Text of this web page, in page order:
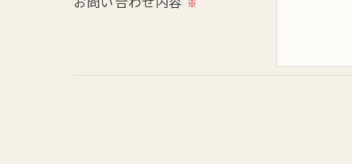
当社では、お客様の個人情報の開示･訂正
個人情報の開示･訂正･削除・利用停止の
※